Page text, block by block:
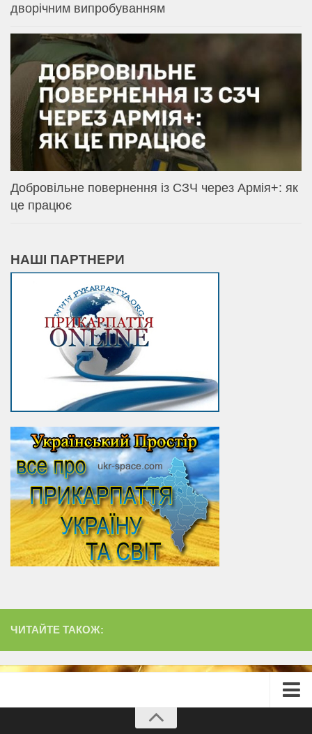
дворічним випробуванням
Добровільне повернення із СЗЧ через Армія+: як
це працює
НАШІ ПАРТНЕРИ
ЧИТАЙТЕ ТАКОЖ: